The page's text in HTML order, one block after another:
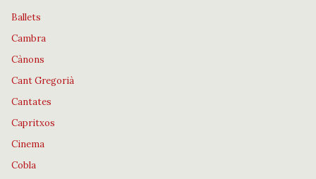
Ballets
Cambra
Cànons
Cant Gregorià
Cantates
Capritxos
Cinema
Cobla